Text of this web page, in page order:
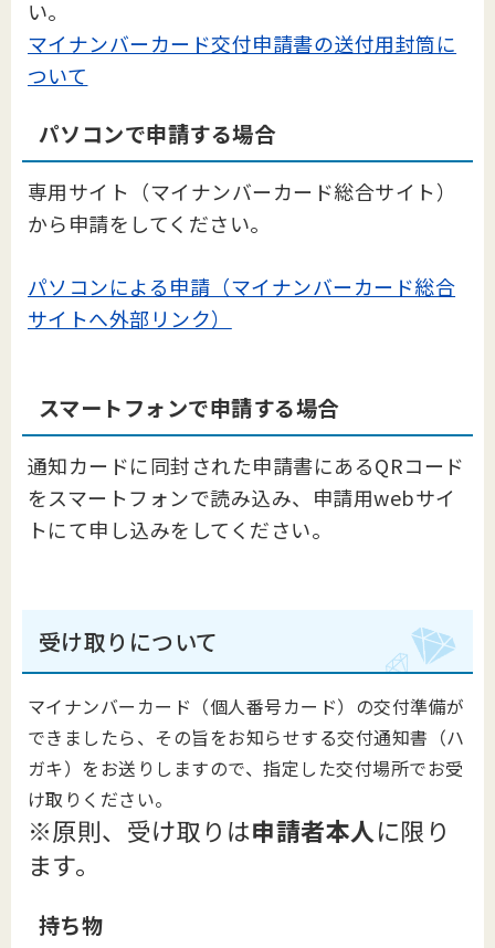
い。
マイナンバーカード交付申請書の送付用封筒に
ついて
パソコンで申請する場合
専用サイト（マイナンバーカード総合サイト）
から申請をしてください。
パソコンによる申請（マイナンバーカード総合
サイトへ外部リンク）
スマートフォンで申請する場合
通知カードに同封された申請書にあるQRコード
をスマートフォンで読み込み、申請用webサイ
トにて申し込みをしてください。
受け取りについて
マイナンバーカード（個人番号カード）の交付準備が
できましたら、その旨をお知らせする交付通知書（ハ
ガキ）をお送りしますので、指定した交付場所でお受
け取りください。
※原則、受け取りは申請者本人に限り
ます。
持ち物